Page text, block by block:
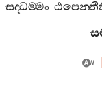
සද‍්ධම‍්මං